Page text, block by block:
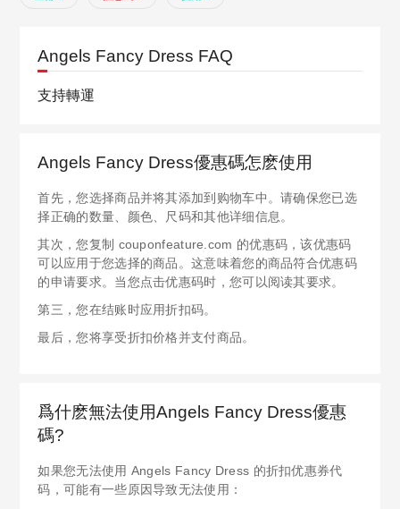
Angels Fancy Dress FAQ
支持轉運
Angels Fancy Dress優惠碼怎麽使用
首先，您选择商品并将其添加到购物车中。请确保您已选
择正确的数量、颜色、尺码和其他详细信息。
其次，您复制 couponfeature.com 的优惠码，该优惠码
可以应用于您选择的商品。这意味着您的商品符合优惠码
的申请要求。当您点击优惠码时，您可以阅读其要求。
第三，您在结账时应用折扣码。
最后，您将享受折扣价格并支付商品。
爲什麽無法使用Angels Fancy Dress優惠
碼?
如果您无法使用 Angels Fancy Dress 的折扣优惠券代
码，可能有一些原因导致无法使用：